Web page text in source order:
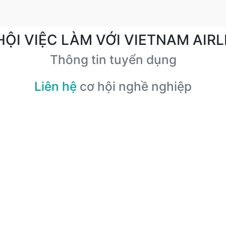
VIỆC LÀM VỚI VIETNAM
Thông tin tuyển dụng
Liên hệ cơ hội nghề nghiệp